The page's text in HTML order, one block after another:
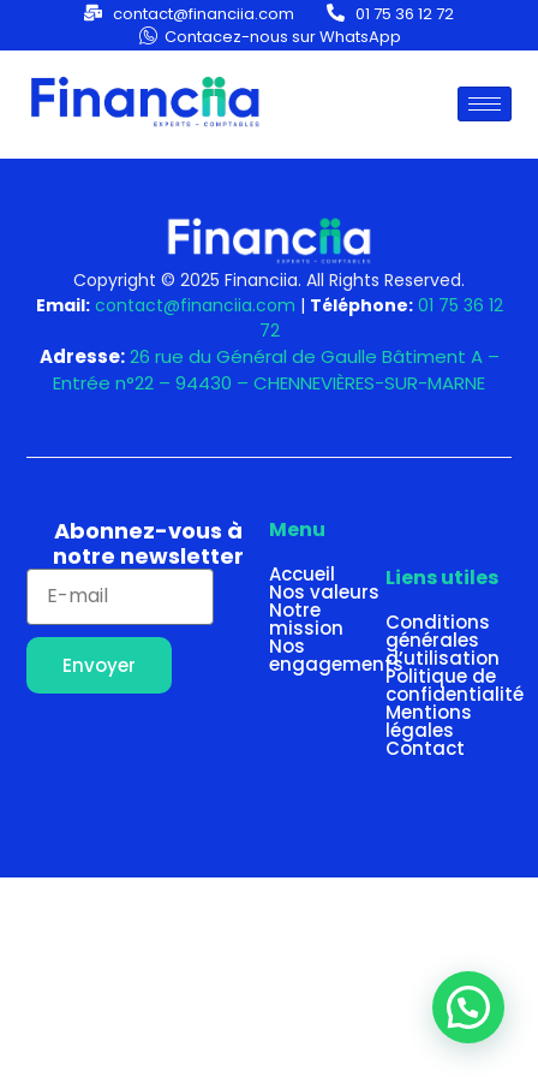
contact@financiia.com
01 75 36 12 72
Contacez-nous sur WhatsApp
Category:Time
Copyright © 2025 Financiia. All Rights Reserved.
Email: contact@financiia.com | Téléphone: 01 75 36 12
72
Adresse: 26 rue du Général de Gaulle Bâtiment A –
Entrée n°22 – 94430 – CHENNEVIÈRES-SUR-MARNE
Abonnez-vous à
notre newsletter
Envoyer
Menu
Accueil
Nos valeurs
Notre
mission
Nos
engagements
Liens utiles
Conditions
générales
d’utilisation
Politique de
confidentialité
Mentions
légales
Contact